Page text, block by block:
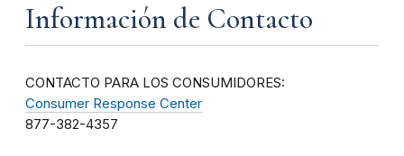
Información de Contacto
CONTACTO PARA LOS CONSUMIDORES:
Consumer Response Center
877-382-4357